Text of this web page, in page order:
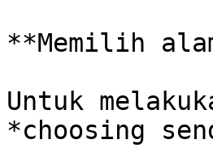
**Memilih
Untuk
*choosing